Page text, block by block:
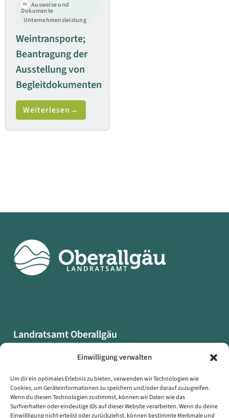
Einwilligung verwalten
Um dir ein optimales Erlebnis zu bieten, verwenden wir Technologien wie
Cookies, um Geräteinformationen zu speichern und/oder darauf zuzugreifen.
Wenn du diesen Technologien zustimmst, können wir Daten wie das
Surfverhalten oder eindeutige IDs auf dieser Website verarbeiten. Wenn du deine
Einwillligung nicht erteilst oder zurückziehst, können bestimmte Merkmale und
Ausweise und
Dokumente
,
Unternehmensleistung
Weintransporte;
Beantragung der
Ausstellung von
Begleitdokumenten
Weiterlesen
Landratsamt Oberallgäu
87527 Sonthofen
Datenschutzerklärung
Impressum